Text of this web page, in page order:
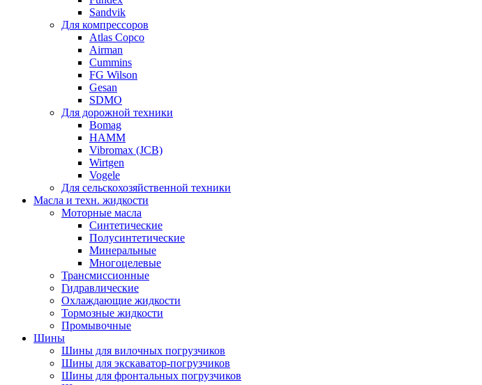
Sandvik
Для компрессоров
Atlas Copco
Airman
Cummins
FG Wilson
Gesan
SDMO
Для дорожной техники
Bomag
HAMM
Vibromax (JCB)
Wirtgen
Vogele
Для сельскохозяйственной техники
Масла и техн. жидкости
Моторные масла
Синтетические
Полусинтетические
Минеральные
Многоцелевые
Трансмиссионные
Гидравлические
Охлаждающие жидкости
Тормозные жидкости
Промывочные
Шины
Шины для вилочных погрузчиков
Шины для экскаватор-погрузчиков
Шины для фронтальных погрузчиков